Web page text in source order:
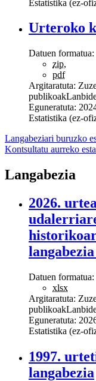
Estatistika (ez-
Urteroko
Datuen formatua:
zip,
pdf
Argitaratuta:
publikoak
Eguneratuta:
Estatistika (ez-
Langabeziari buruzko
Kontsultatu aurreko
Langabezia
2026.
Datuen formatua:
xlsx
Argitaratuta:
publikoak
Eguneratuta:
Estatistika (ez-
1997.
langabezia